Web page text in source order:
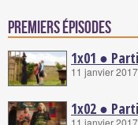
Premiers épisodes
1x01 ●
11 janvier 2017
1x02 ●
11 janvier 2017